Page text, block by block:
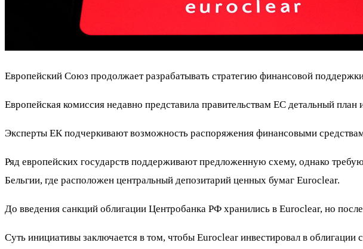
Европейский Союз продолжает разрабатывать стратегию финансовой
Европейская комиссия недавно представила правительствам ЕС детальный
Эксперты ЕК подчеркивают возможность распоряжения финансовыми
Ряд европейских государств поддерживают предложенную схему, однако
Бельгии, где расположен центральный депозитарий ценных бумаг Euroclear.
До введения санкций облигации Центробанка РФ хранились в Euroclear, но
Суть инициативы заключается в том, чтобы Euroclear инвестировал в